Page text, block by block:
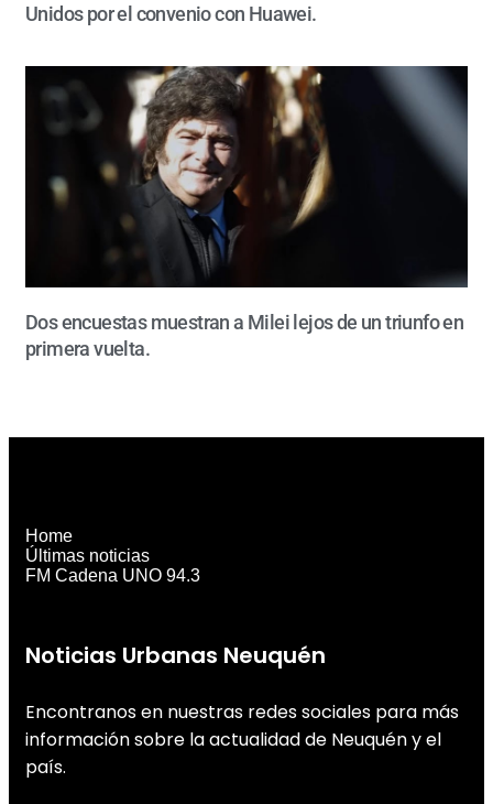
Unidos por el convenio con Huawei.
Dos encuestas muestran a Milei lejos de un triunfo en
primera vuelta.
Noticias Urbanas Neuquén
Encontranos en nuestras redes sociales para más
información sobre la actualidad de Neuquén y el
país.
Home
Últimas noticias
FM Cadena UNO 94.3